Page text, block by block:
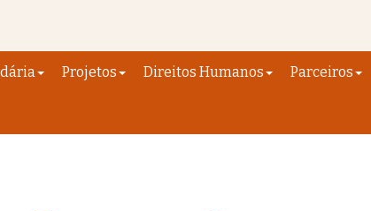
Projetos Direitos Humanos Parceiros